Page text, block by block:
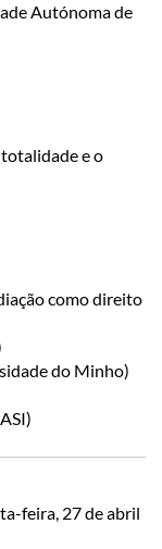
Autónoma de
e o
como direito
do Minho)
feira, 27 de abril